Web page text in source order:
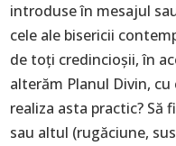
introduse în mesajul
cele ale bisericii
de toți credincioșii, în
alterăm Planul Divin,
realiza asta practic?
sau altul (rugăciune,